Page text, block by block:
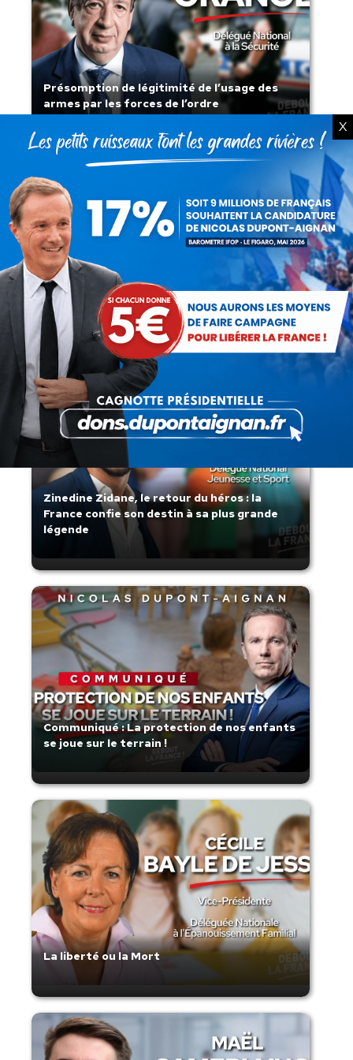
Présomption de légitimité de l’usage des
armes par les forces de l’ordre
Lorsque tout flambe et que l’État
s’affaisse.
Zinedine Zidane, le retour du héros : la
France confie son destin à sa plus grande
légende
Communiqué : La protection de nos enfants
se joue sur le terrain !
La liberté ou la Mort
X